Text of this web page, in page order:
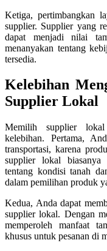
Ketiga, pertimbangkan
supplier. Supplier yang
dapat menjadi nilai
menanyakan tentang
tersedia.
Kelebihan
Supplier Lokal
Memilih supplier
kelebihan. Pertama,
transportasi, karena
supplier lokal
tentang kondisi tanah
dalam pemilihan produk
Kedua, Anda dapat
supplier lokal. Dengan
memperoleh manfaat
khusus untuk pesanan di